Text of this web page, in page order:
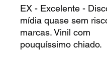
EX - Excelente -
mídia quase sem
marcas. Vinil com
pouquíssimo chiado.